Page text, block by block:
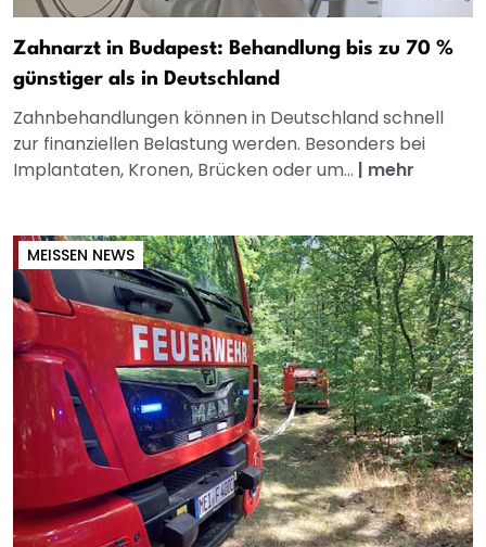
Zahnarzt in Budapest: Behandlung bis zu 70 %
günstiger als in Deutschland
Zahnbehandlungen können in Deutschland schnell
zur finanziellen Belastung werden. Besonders bei
Implantaten, Kronen, Brücken oder um... | mehr
MEISSEN NEWS